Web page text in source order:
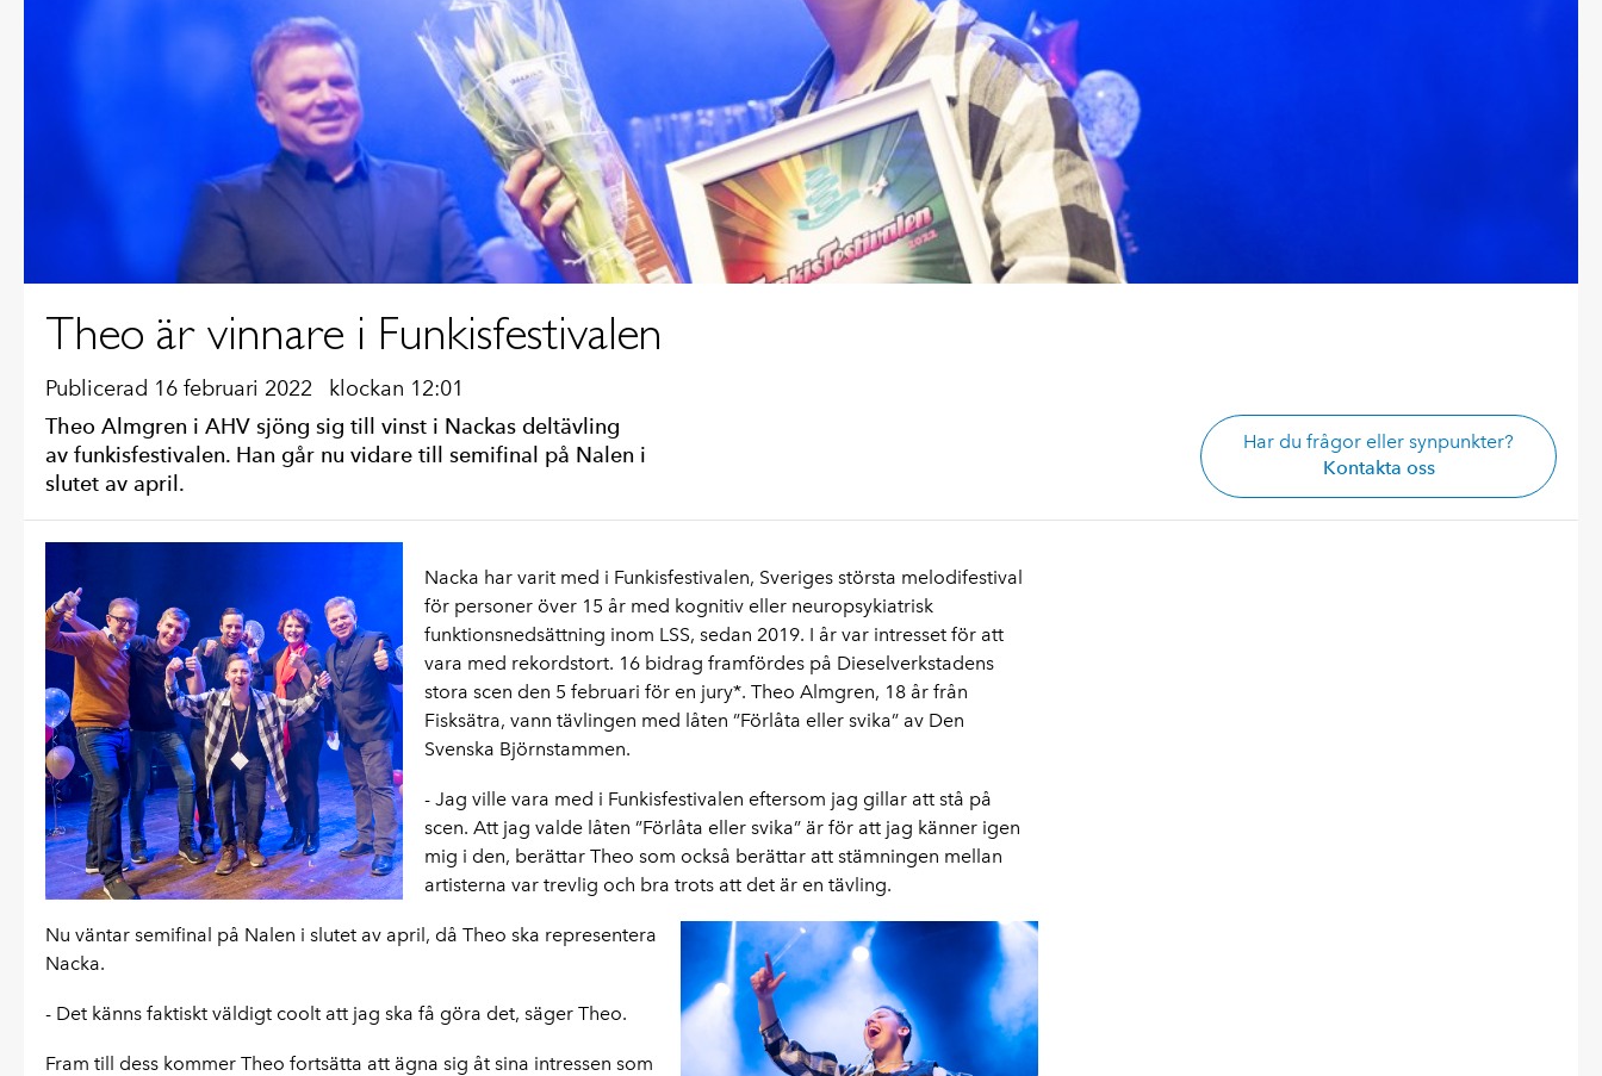
Theo är vinnare i Funkisfestivalen
Publicerad 16 februari 2022 klockan 12:01
Theo Almgren i AHV sjöng sig till vinst i Nackas deltävling
av funkisfestivalen. Han går nu vidare till semifinal på Nalen i
slutet av april.
Har du frågor eller synpunkter?
Kontakta oss
Nacka har varit med i Funkisfestivalen, Sveriges största melodifestival
för personer över 15 år med kognitiv eller neuropsykiatrisk
funktionsnedsättning inom LSS, sedan 2019. I år var intresset för att
vara med rekordstort. 16 bidrag framfördes på Dieselverkstadens
stora scen den 5 februari för en jury*. Theo Almgren, 18 år från
Fisksätra, vann tävlingen med låten ”Förlåta eller svika” av Den
Svenska Björnstammen.
- Jag ville vara med i Funkisfestivalen eftersom jag gillar att stå på
scen. Att jag valde låten ”Förlåta eller svika” är för att jag känner igen
mig i den, berättar Theo som också berättar att stämningen mellan
artisterna var trevlig och bra trots att det är en tävling.
Nu väntar semifinal på Nalen i slutet av april, då Theo ska representera
Nacka.
- Det känns faktiskt väldigt coolt att jag ska få göra det, säger Theo.
Fram till dess kommer Theo fortsätta att ägna sig åt sina intressen som